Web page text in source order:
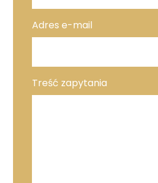
Adres e-mail
Treść zapytania